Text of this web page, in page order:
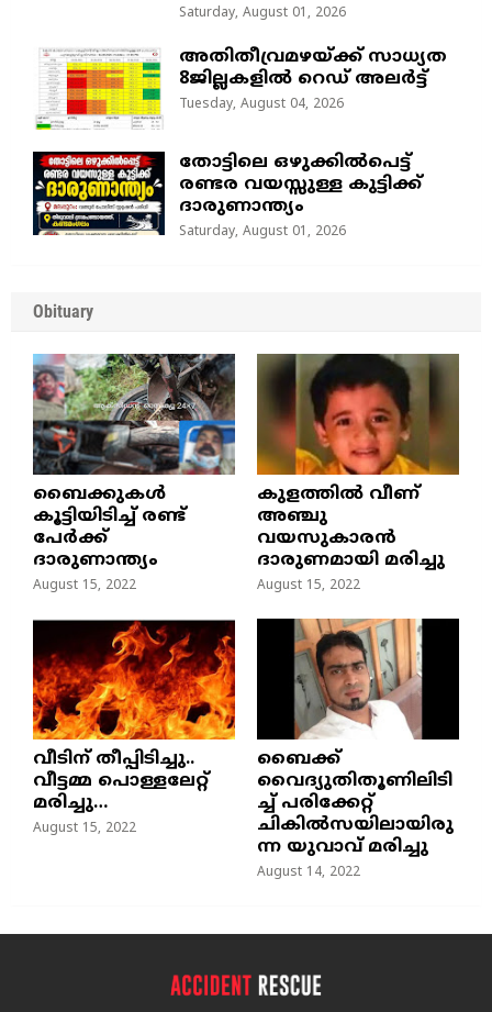
Saturday, August 01, 2026
അതിതീവ്രമഴയ്ക്ക് സാധ്യത
8ജില്ലകളിൽ റെഡ് അലർട്ട്
Tuesday, August 04, 2026
തോട്ടിലെ ഒഴുക്കിൽപെട്ട്
രണ്ടര വയസ്സുള്ള കുട്ടിക്ക്
ദാരുണാന്ത്യം
Saturday, August 01, 2026
Obituary
ബൈക്കുകൾ
കൂട്ടിയിടിച്ച് രണ്ട്
പേർക്ക്
ദാരുണാന്ത്യം
August 15, 2022
കുളത്തില്‍ വീണ്
അഞ്ചു
വയസുകാരന്‍
ദാരുണമായി മരിച്ചു
August 15, 2022
വീടിന് തീപ്പിടിച്ചു..
വീട്ടമ്മ പൊള്ളലേറ്റ്
മരിച്ചു…
August 15, 2022
ബൈക്ക്
വൈദ്യുതിതൂണിലിടി
ച്ച്‌ പരിക്കേറ്റ്
ചികില്‍സയിലായിരു
ന്ന യുവാവ് മരിച്ചു
August 14, 2022